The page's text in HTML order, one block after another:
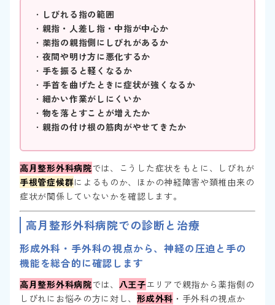
・ しびれる指の範囲
・ 親指・人差し指・中指が中心か
・ 薬指の親指側にしびれがあるか
・ 夜間や明け方に悪化するか
・ 手を振ると軽くなるか
・ 手首を曲げたときに症状が強くなるか
・ 細かい作業がしにくいか
・ 物を落とすことが増えたか
・ 親指の付け根の筋肉がやせてきたか
高月整形外科病院では、こうした症状をもとに、しびれが
手根管症候群によるものか、ほかの神経障害や頚椎由来の
症状が関係していないかを確認します。
高月整形外科病院での診断と治療
形成外科・手外科の視点から、神経の圧迫と手の
機能を総合的に確認します
高月整形外科病院では、 八王子エリアで親指から薬指側の
しびれにお悩みの方に対し、形成外科 ・手外科の視点か